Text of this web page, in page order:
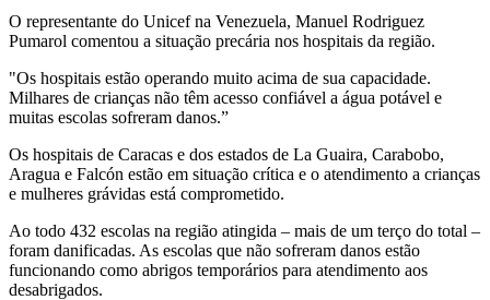
O representante do Unicef na Venezuela, Manuel Rodriguez
Pumarol comentou a situação precária nos hospitais da região.
"Os hospitais estão operando muito acima de sua capacidade.
Milhares de crianças não têm acesso confiável a água potável e
muitas escolas sofreram danos.”
Os hospitais de Caracas e dos estados de La Guaira, Carabobo,
Aragua e Falcón estão em situação crítica e o atendimento a crianças
e mulheres grávidas está comprometido.
Ao todo 432 escolas na região atingida – mais de um terço do total –
foram danificadas. As escolas que não sofreram danos estão
funcionando como abrigos temporários para atendimento aos
desabrigados.